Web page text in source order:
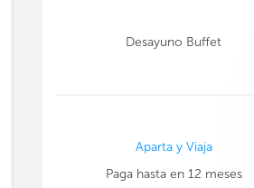
Desayuno Buffet
Aparta y Viaja
Paga hasta en 12 meses